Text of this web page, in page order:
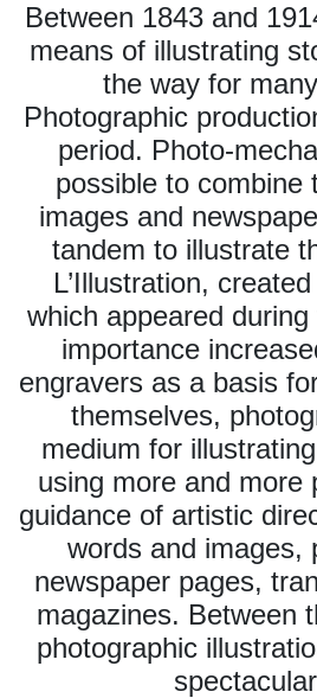
Between 1843 and
means of illustrating
the way for
Photographic
period. Photo-
possible to combine
images and
tandem to illustrate
L’Illustration,
which appeared
importance
engravers as a basis
themselves,
medium for
using more and more
guidance of artistic
words and images,
newspaper pages,
magazines. Between
photographic